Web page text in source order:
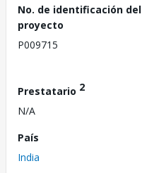
No. de identificación del
proyecto
P009715
Prestatario 2
N/A
País
India